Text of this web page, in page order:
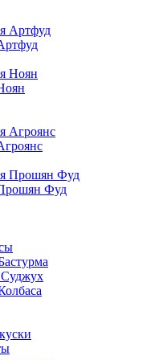
Артфуд
Ноян
Агроянс
Прошян Фуд
Фуд